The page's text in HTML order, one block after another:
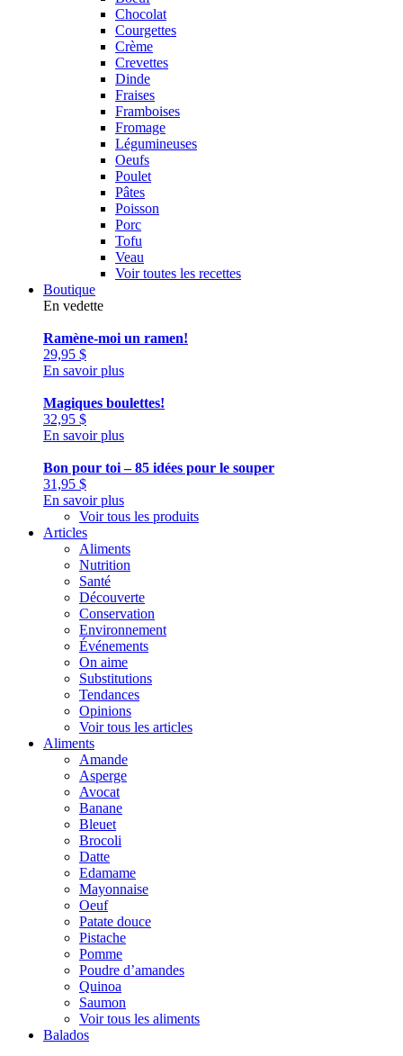
Chocolat
Courgettes
Crème
Crevettes
Dinde
Fraises
Framboises
Fromage
Légumineuses
Oeufs
Poulet
Pâtes
Poisson
Porc
Tofu
Veau
Voir toutes les recettes
Boutique
En vedette
Ramène-moi un ramen!
29,95 $
En savoir plus
Magiques boulettes!
32,95 $
En savoir plus
Bon pour toi – 85 idées pour le souper
31,95 $
En savoir plus
Voir tous les produits
Articles
Aliments
Nutrition
Santé
Découverte
Conservation
Environnement
Événements
On aime
Substitutions
Tendances
Opinions
Voir tous les articles
Aliments
Amande
Asperge
Avocat
Banane
Bleuet
Brocoli
Datte
Edamame
Mayonnaise
Oeuf
Patate douce
Pistache
Pomme
Poudre d’amandes
Quinoa
Saumon
Voir tous les aliments
Balados